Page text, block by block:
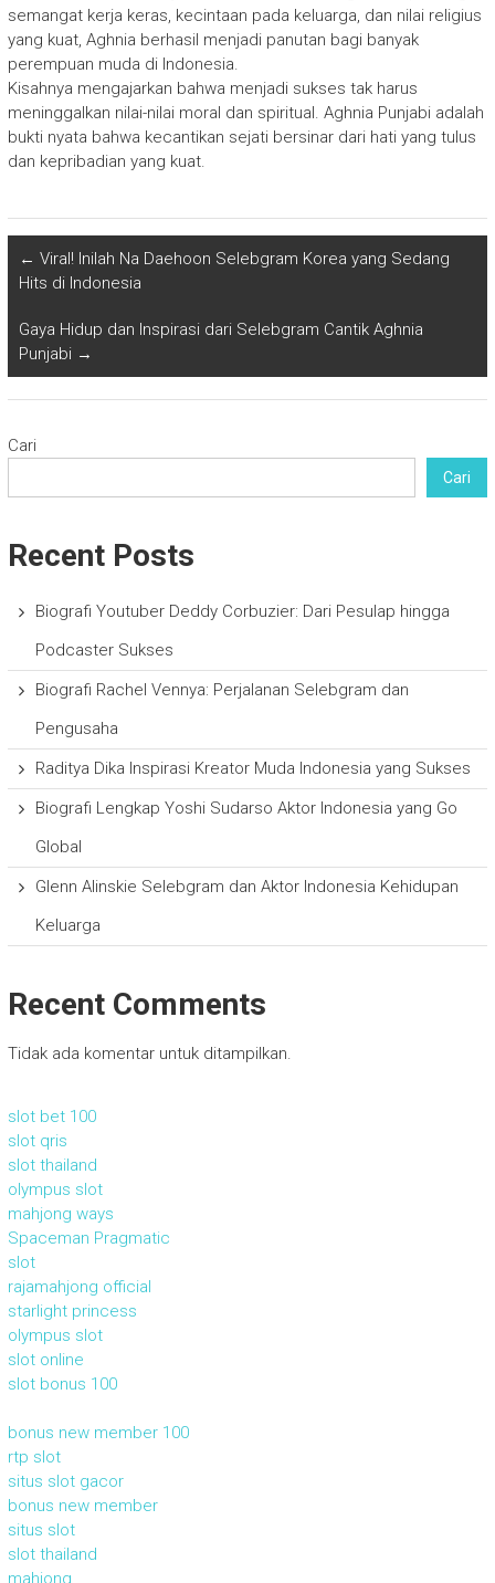
semangat kerja keras, kecintaan pada keluarga, dan nilai religius
yang kuat, Aghnia berhasil menjadi panutan bagi banyak
perempuan muda di Indonesia.
Kisahnya mengajarkan bahwa menjadi sukses tak harus
meninggalkan nilai-nilai moral dan spiritual. Aghnia Punjabi adalah
bukti nyata bahwa kecantikan sejati bersinar dari hati yang tulus
dan kepribadian yang kuat.
← Viral! Inilah Na Daehoon Selebgram Korea yang Sedang
Hits di Indonesia
Gaya Hidup dan Inspirasi dari Selebgram Cantik Aghnia
Punjabi →
Cari
Cari
Recent Posts
Biografi Youtuber Deddy Corbuzier: Dari Pesulap hingga
Podcaster Sukses
Biografi Rachel Vennya: Perjalanan Selebgram dan
Pengusaha
Raditya Dika Inspirasi Kreator Muda Indonesia yang Sukses
Biografi Lengkap Yoshi Sudarso Aktor Indonesia yang Go
Global
Glenn Alinskie Selebgram dan Aktor Indonesia Kehidupan
Keluarga
Recent Comments
Tidak ada komentar untuk ditampilkan.
slot bet 100
slot qris
slot thailand
olympus slot
mahjong ways
Spaceman Pragmatic
slot
rajamahjong official
starlight princess
olympus slot
slot online
slot bonus 100
bonus new member 100
rtp slot
situs slot gacor
bonus new member
situs slot
slot thailand
mahjong